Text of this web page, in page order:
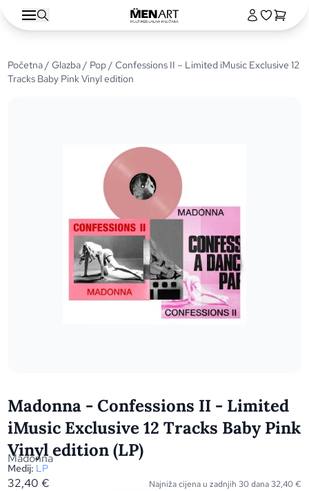
Početna/Glazba/ Pop/ Confessions II – Limited iMusic Exclusive 12
Tracks Baby Pink Vinyl edition
Madonna - Confessions II - Limited
iMusic Exclusive 12 Tracks Baby Pink
Vinyl edition (LP)
Madonna
Medij: LP
32,40€ Najniža cijena u zadnjih 30 dana32,40€